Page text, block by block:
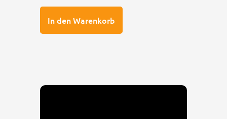
In den Warenkorb